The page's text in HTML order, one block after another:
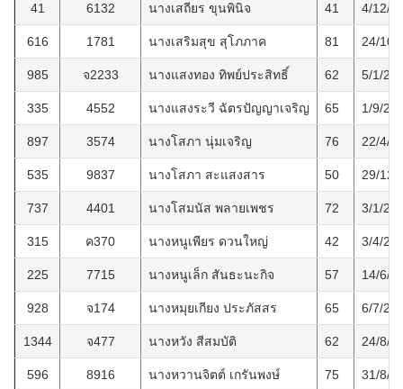
41 6132 นางเสถียร ขุนพินิจ 41 4/12/
616 1781 นางเสริมสุข สุโภภาค 81 24/10/
985 จ2233 นางแสงทอง ทิพย์ประสิทธิ์ 62 5/1/
335 4552 นางแสงระวี ฉัตรปัญญาเจริญ 65 1/9/
897 3574 นางโสภา นุ่มเจริญ 76 22/4/
535 9837 นางโสภา สะแสงสาร 50 29/12/
737 4401 นางโสมนัส พลายเพชร 72 3/1/
315 ค370 นางหนูเพียร ดวนใหญ่ 42 3/4/
225 7715 นางหนูเล็ก สันธะนะกิจ 57 14/6/
928 จ174 นางหมุยเกียง ประภัสสร 65 6/7/
1344 จ477 นางหวัง สีสมบัติ 62 24/8/
596 8916 นางหวานจิตต์ เกรันพงษ์ 75 31/8/